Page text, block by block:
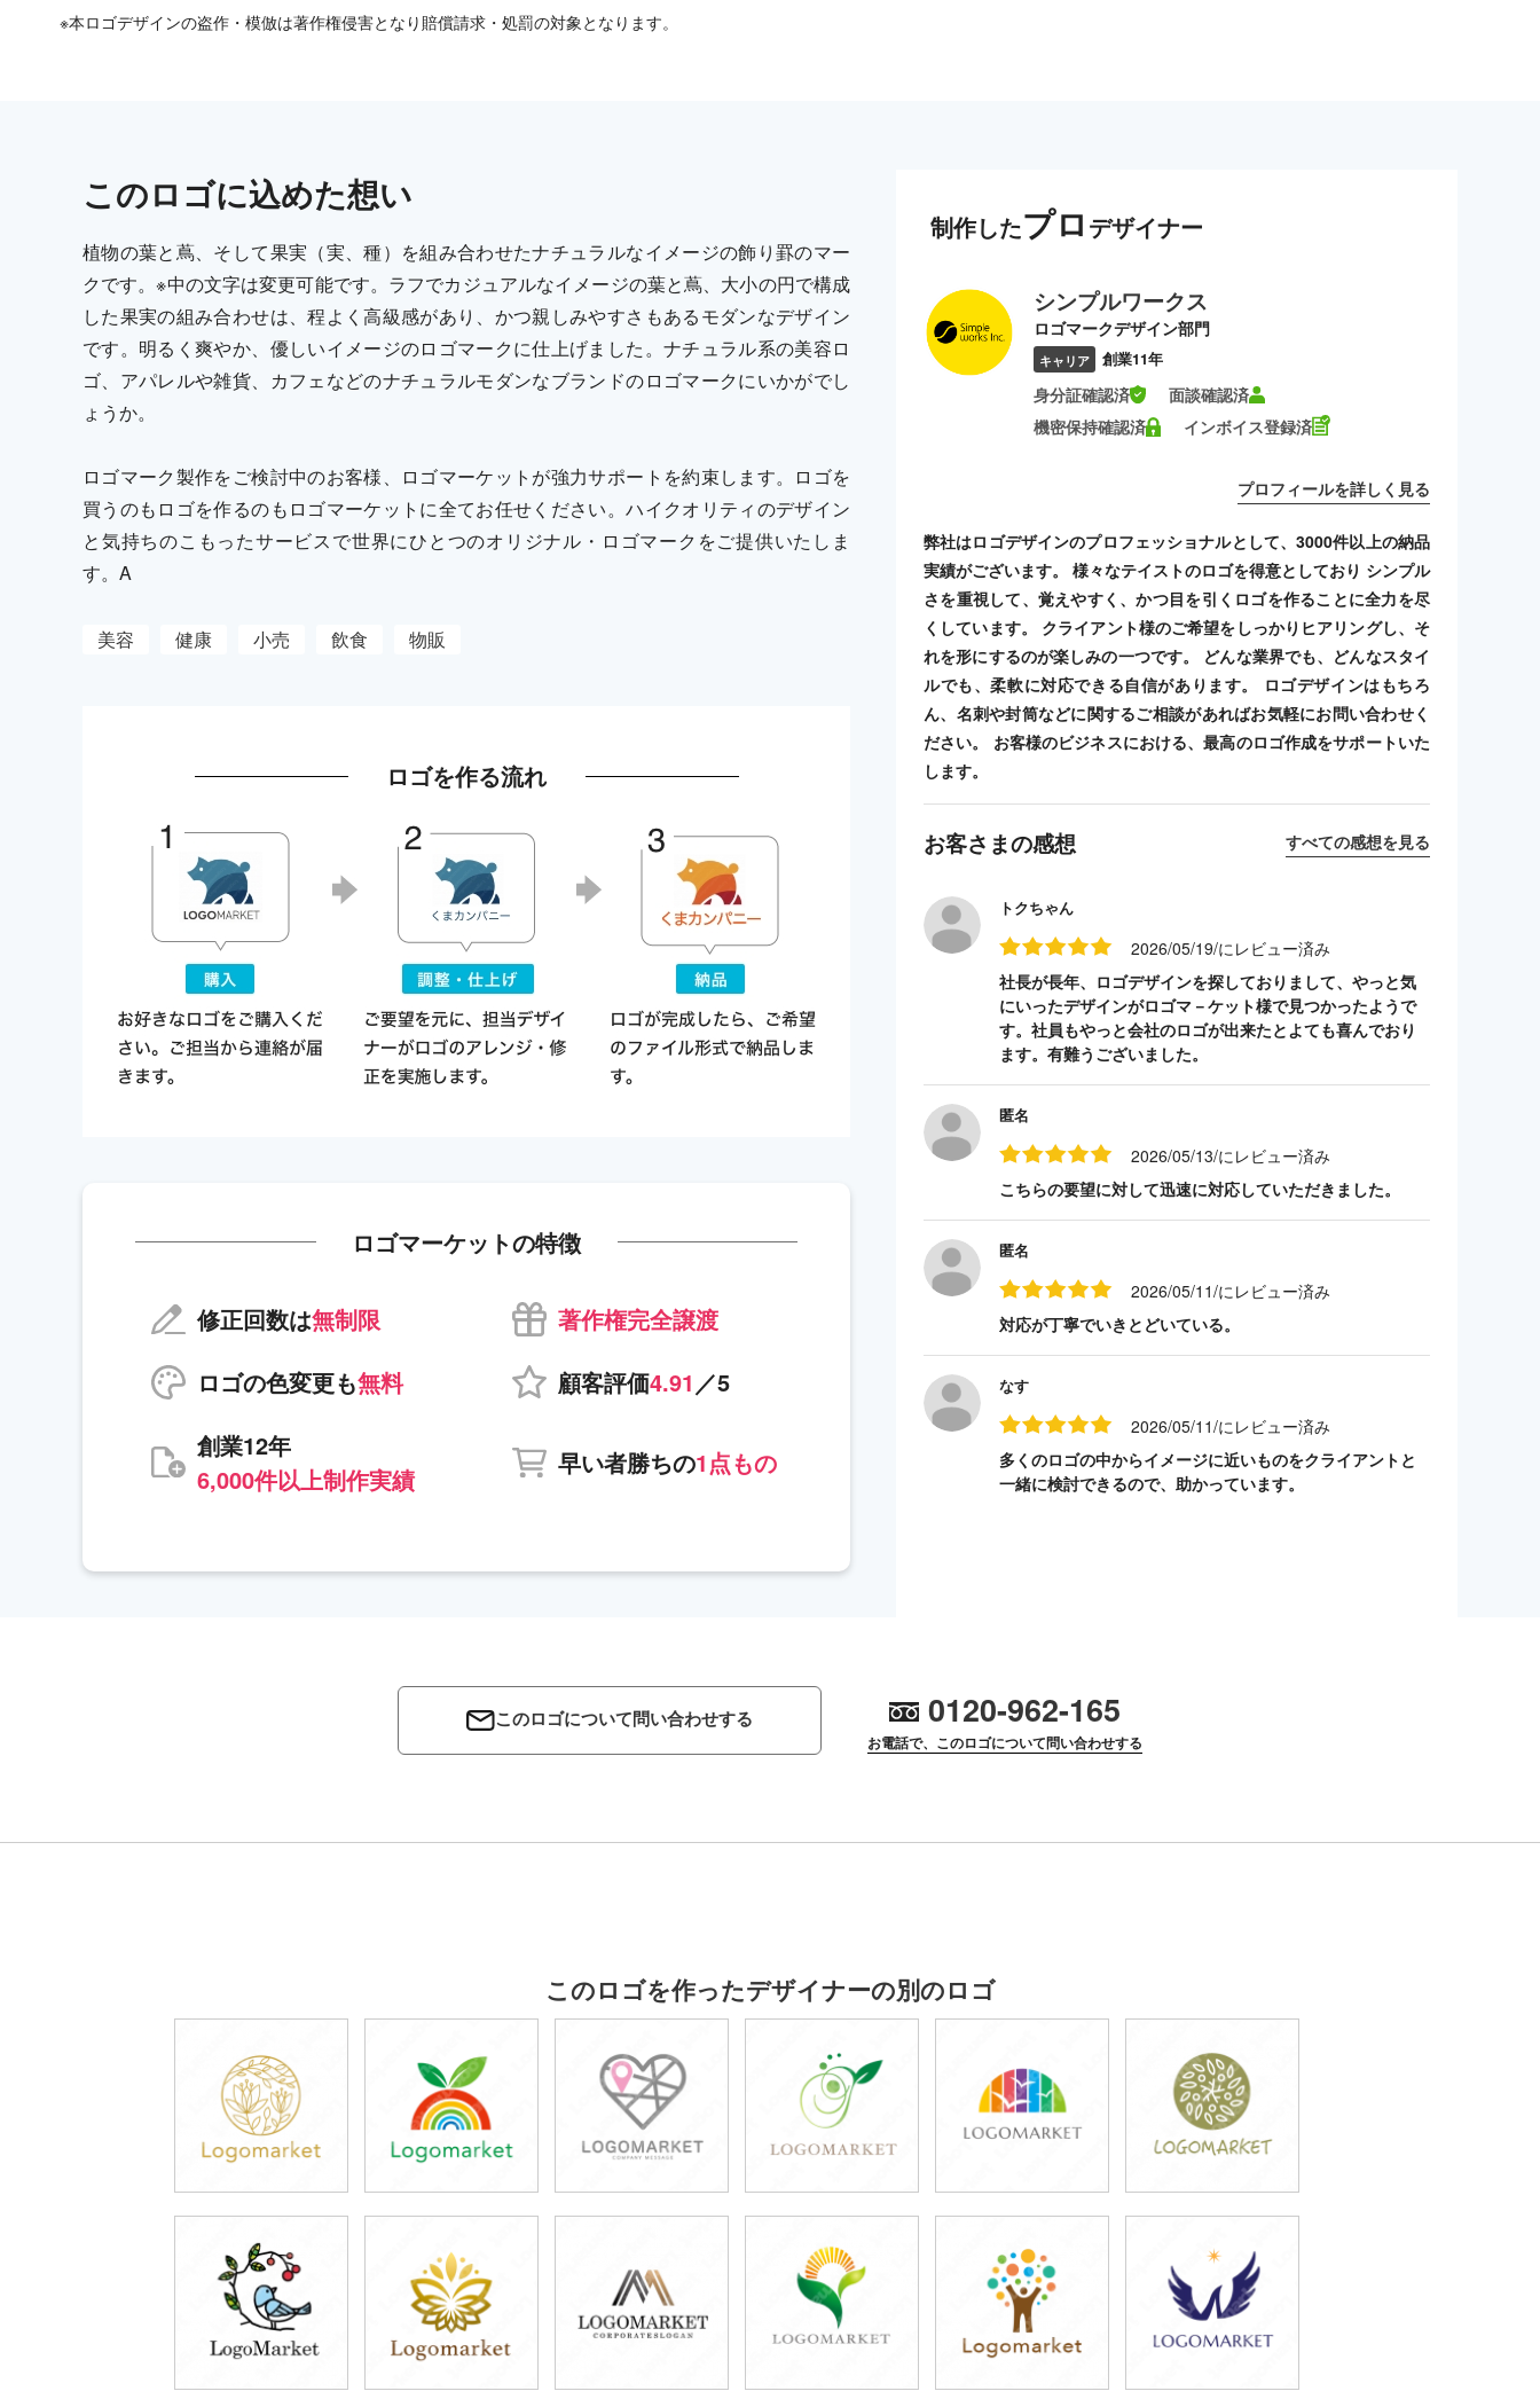
※本ロゴデザインの盗作・模倣は著作権侵害となり賠償請求・処罰の対象となります。
このロゴに込めた想い
植物の葉と蔦、そして果実（実、種）を組み合わせたナチュラルなイメージの飾り罫のマー
クです。※中の文字は変更可能です。ラフでカジュアルなイメージの葉と蔦、大小の円で構成
した果実の組み合わせは、程よく高級感があり、かつ親しみやすさもあるモダンなデザイン
です。明るく爽やか、優しいイメージのロゴマークに仕上げました。ナチュラル系の美容ロ
ゴ、アパレルや雑貨、カフェなどのナチュラルモダンなブランドのロゴマークにいかがでし
ょうか。
ロゴマーク製作をご検討中のお客様、ロゴマーケットが強力サポートを約束します。ロゴを
買うのもロゴを作るのもロゴマーケットに全てお任せください。ハイクオリティのデザイン
と気持ちのこもったサービスで世界にひとつのオリジナル・ロゴマークをご提供いたしま
す。A
美容 健康 小売 飲食 物販
ロゴを作る流れ
ロゴマーケットの特徴
修正回数は無制限
著作権完全譲渡
ロゴの色変更も無料 顧客評価4.91 ／5
創業12年
6,000件以上制作実績
早い者勝ちの1点もの
制作したプロ デザイナー
シンプルワークス
ロゴマークデザイン部門
キャリア 創業11年
身分証確認済
面談確認済
機密保持確認済
インボイス登録済
プロフィールを詳しく見る
弊社はロゴデザインのプロフェッショナルとして、3000件以上の納品
実績がございます。 様々なテイストのロゴを得意としており シンプル
さを重視して、覚えやすく、かつ目を引くロゴを作ることに全力を尽
くしています。 クライアント様のご希望をしっかりヒアリングし、そ
れを形にするのが楽しみの一つです。 どんな業界でも、どんなスタイ
ルでも、柔軟に対応できる自信があります。 ロゴデザインはもちろ
ん、名刺や封筒などに関するご相談があればお気軽にお問い合わせく
ださい。 お客様のビジネスにおける、最高のロゴ作成をサポートいた
します。
お客さまの感想 すべての感想を見る
トクちゃん
2026/05/19/にレビュー済み
社長が長年、ロゴデザインを探しておりまして、やっと気
にいったデザインがロゴマ－ケット様で見つかったようで
す。社員もやっと会社のロゴが出来たとよても喜んでおり
ます。有難うございました。
匿名
2026/05/13/にレビュー済み
こちらの要望に対して迅速に対応していただきました。
匿名
2026/05/11/にレビュー済み
対応が丁寧でいきとどいている。
なす
2026/05/11/にレビュー済み
多くのロゴの中からイメージに近いものをクライアントと
一緒に検討できるので、助かっています。
このロゴについて問い合わせする 0120-962-165
お電話で、このロゴについて問い合わせする
このロゴを作ったデザイナーの別のロゴ